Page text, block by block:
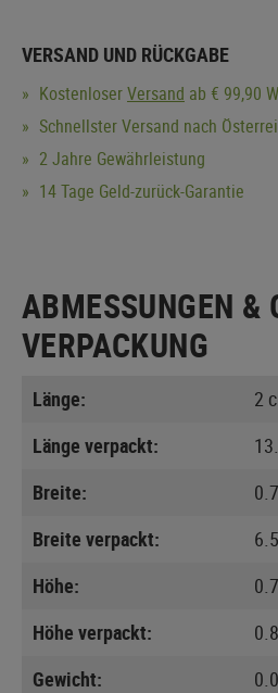
VERSAND UND RÜCKGABE
KostenloserVersand ab € 99,90
Schnellster Versand nach
2 Jahre Gewährleistung
14 Tage Geld-zurück-Garantie
ABMESSUNGEN &
VERPACKUNG
Länge:
2
Länge verpackt:
Breite:
Breite verpackt:
Höhe:
Höhe verpackt:
Gewicht: